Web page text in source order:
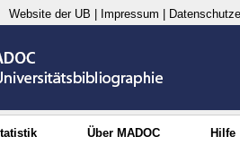
Website der UB Impressum
Über MADOC Hilfe